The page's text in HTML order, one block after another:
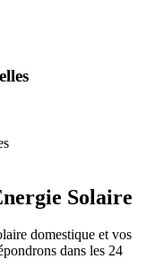
Solaire
domestique et vos
dans les 24